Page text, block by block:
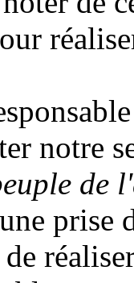
notre
de
prise